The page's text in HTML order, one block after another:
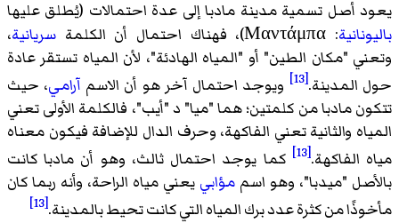
يعود أصل تسمية مدينة مادبا إلى عدة احتمالات (يُطلق عليها
باليونانية: Μαντάμπα)، فهناك احتمال أن الكلمة سريانية،
وتعني "مكان الطين" أو "المياه الهادئة"، لأن المياه تستقر عادة
حول المدينة.[13] ويوجد احتمال آخر هو أن الاسم آرامي، حيث
تتكون مادبا من كلمتين؛ هما "ميا" د "أيب"، فالكلمة الأولى تعني
المياه والثانية تعني الفاكهة، وحرف الدال للإضافة فيكون معناه
مياه الفاكهة.[13]
كما يوجد احتمال ثالث، وهو أن مادبا كانت
بالأصل "ميدبا"، وهو اسم مؤابي يعني مياه الراحة، وأنه ربما كان
مأخوذًا من كثرة عدد برك المياه التي كانت تحيط بالمدينة.[13]